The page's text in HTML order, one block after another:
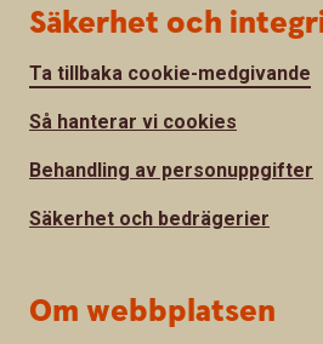
Säkerhet och
Ta tillbaka cookie-medgivande
Så hanterar vi cookies
Behandling av personuppgifter
Säkerhet och bedrägerier
Om webbplatsen